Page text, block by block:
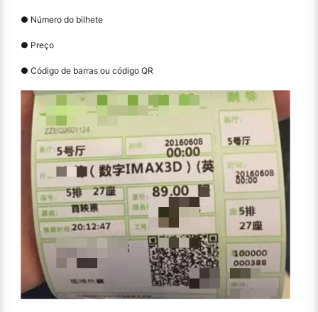
● Número do bilhete
● Preço
● Código de barras ou código QR